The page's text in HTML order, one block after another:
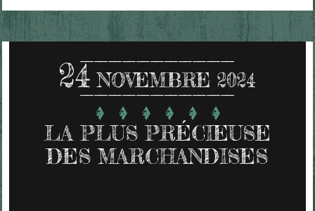
24 NOVEMBRE 2024
LA PLUS PRÉCIEUSE
DES MARCHANDISES